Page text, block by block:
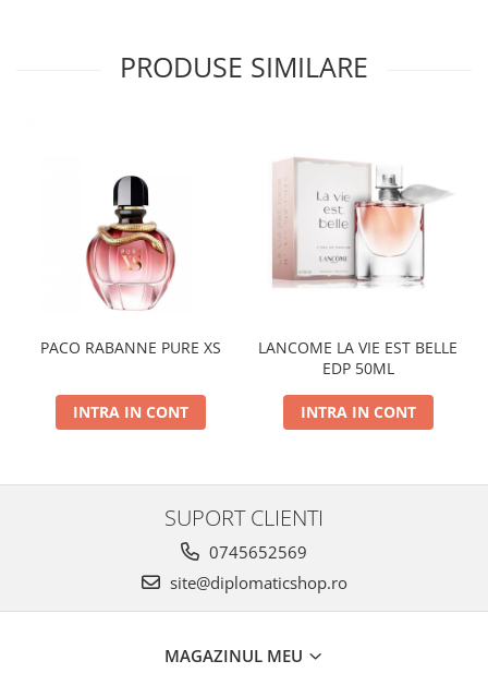
PRODUSE SIMILARE
PACO RABANNE PURE XS
INTRA IN CONT
LANCOME LA VIE EST BELLE
EDP 50ML
INTRA IN CONT
SUPORT CLIENTI
0745652569
site@diplomaticshop.ro
MAGAZINUL MEU